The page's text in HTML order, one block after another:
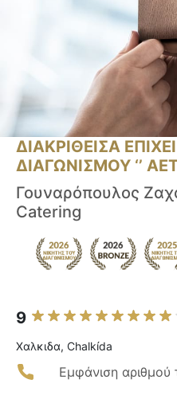
ΔΙΑΚΡΙΘΕΙΣΑ
ΔΙΑΓΩΝΙΣΜΟΥ ‘’
Γουναρόπουλος
Catering
9
Χαλκιδα, Chalkída
Εμφάνιση